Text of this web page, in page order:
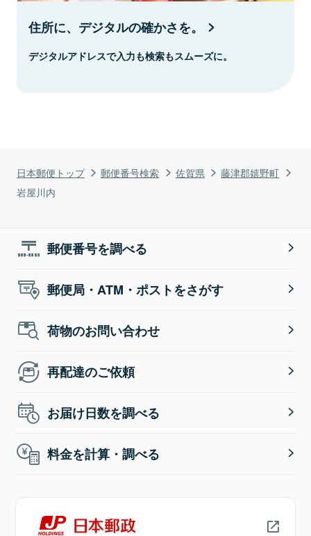
日本郵便トップ 郵便番号検索 佐賀県
藤津郡嬉野町
岩屋川内
住所に、デジタルの確かさを。
デジタルアドレスで入力も検索もスムーズに。
郵便番号を調べる
郵便局・ATM・ポストをさがす
荷物のお問い合わせ
再配達のご依頼
お届け日数を調べる
料金を計算・調べる